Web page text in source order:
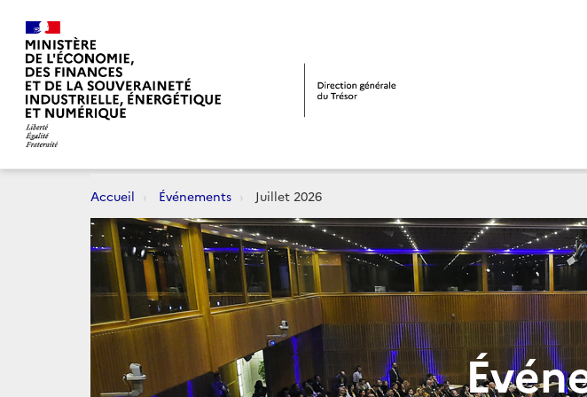
Accueil Événements Juillet 2026